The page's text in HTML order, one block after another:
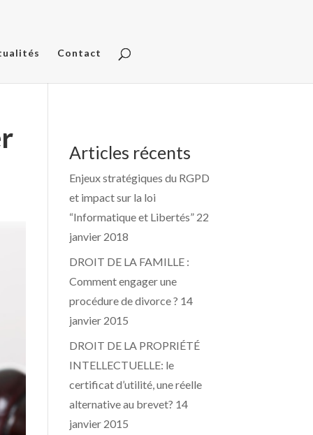
Contact
Articles récents
Enjeux stratégiques du RGPD
et impact sur la loi
“Informatique et Libertés” 22
janvier 2018
DROIT DE LA FAMILLE :
Comment engager une
procédure de divorce ? 14
janvier 2015
DROIT DE LA PROPRIÉTÉ
INTELLECTUELLE: le
certificat d’utilité, une réelle
alternative au brevet? 14
janvier 2015